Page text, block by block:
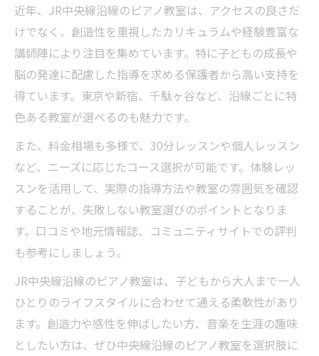
近年、JR中央線沿線のピアノ教室は、アクセスの良さだ
けでなく、創造性を重視したカリキュラムや経験豊富な
講師陣により注目を集めています。特に子どもの成長や
脳の発達に配慮した指導を求める保護者から高い支持を
得ています。東京や新宿、千駄ヶ谷など、沿線ごとに特
色ある教室が選べるのも魅力です。
また、料金相場も多様で、30分レッスンや個人レッスン
など、ニーズに応じたコース選択が可能です。体験レッ
スンを活用して、実際の指導方法や教室の雰囲気を確認
することが、失敗しない教室選びのポイントとなりま
す。口コミや地元情報誌、コミュニティサイトでの評判
も参考にしましょう。
JR中央線沿線のピアノ教室は、子どもから大人まで一人
ひとりのライフスタイルに合わせて通える柔軟性があり
ます。創造力や感性を伸ばしたい方、音楽を生涯の趣味
としたい方は、ぜひ中央線沿線のピアノ教室を選択肢に